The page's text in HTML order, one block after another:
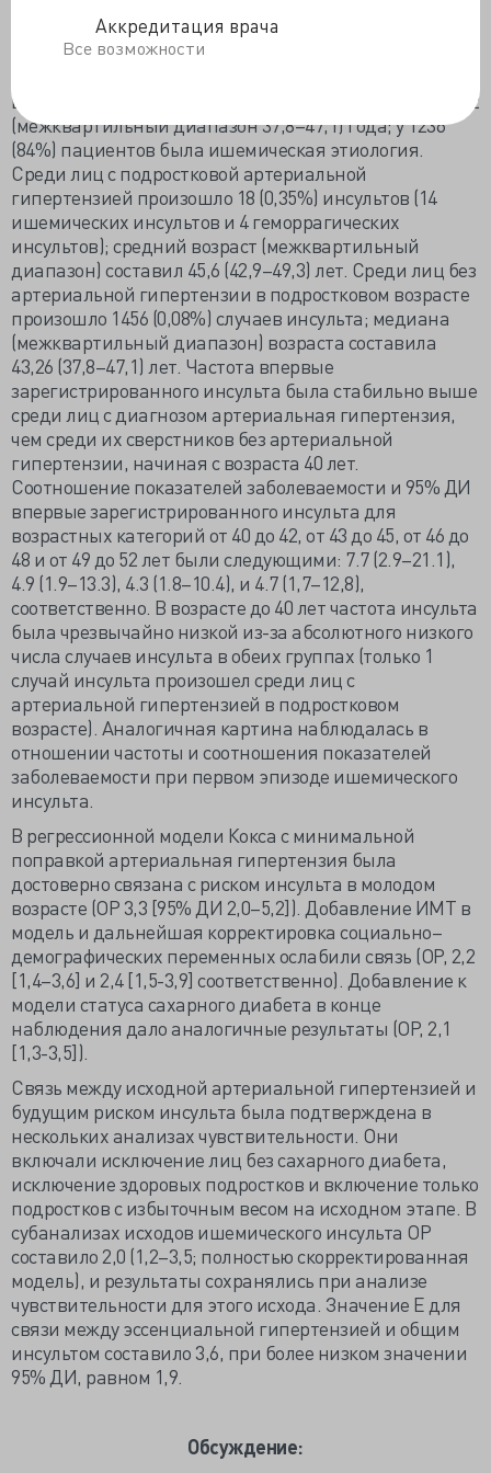
Аккредитация врача
Все возможности
человеко-лет в Израильском национальном реестре
инсультов было зарегистрировано 1474 впервые
возраст на момент постановки диагноза составил 43,2
(межквартильный диапазон 37,8–47,1) года; у 1236
(84%) пациентов была ишемическая этиология.
Среди лиц с подростковой артериальной
гипертензией произошло 18 (0,35%) инсультов (14
ишемических инсультов и 4 геморрагических
инсультов); средний возраст (межквартильный
диапазон) составил 45,6 (42,9–49,3) лет. Среди лиц без
артериальной гипертензии в подростковом возрасте
произошло 1456 (0,08%) случаев инсульта; медиана
(межквартильный диапазон) возраста составила
43,26 (37,8–47,1) лет. Частота впервые
зарегистрированного инсульта была стабильно выше
среди лиц с диагнозом артериальная гипертензия,
чем среди их сверстников без артериальной
гипертензии, начиная с возраста 40 лет.
Соотношение показателей заболеваемости и 95% ДИ
впервые зарегистрированного инсульта для
возрастных категорий от 40 до 42, от 43 до 45, от 46 до
48 и от 49 до 52 лет были следующими: 7.7 (2.9–21.1),
4.9 (1.9–13.3), 4.3 (1.8–10.4), и 4.7 (1,7–12,8),
соответственно. В возрасте до 40 лет частота инсульта
была чрезвычайно низкой из-за абсолютного низкого
числа случаев инсульта в обеих группах (только 1
случай инсульта произошел среди лиц с
артериальной гипертензией в подростковом
возрасте). Аналогичная картина наблюдалась в
отношении частоты и соотношения показателей
заболеваемости при первом эпизоде ишемического
инсульта.
В регрессионной модели Кокса с минимальной
поправкой артериальная гипертензия была
достоверно связана с риском инсульта в молодом
возрасте (ОР 3,3 [95% ДИ 2,0–5,2]). Добавление ИМТ в
модель и дальнейшая корректировка социально–
демографических переменных ослабили связь (ОР, 2,2
[1,4–3,6] и 2,4 [1,5-3,9] соответственно). Добавление к
модели статуса сахарного диабета в конце
наблюдения дало аналогичные результаты (ОР, 2,1
[1,3-3,5]).
Связь между исходной артериальной гипертензией и
будущим риском инсульта была подтверждена в
нескольких анализах чувствительности. Они
включали исключение лиц без сахарного диабета,
исключение здоровых подростков и включение только
подростков с избыточным весом на исходном этапе. В
субанализах исходов ишемического инсульта ОР
составило 2,0 (1,2–3,5; полностью скорректированная
модель), и результаты сохранялись при анализе
чувствительности для этого исхода. Значение E для
связи между эссенциальной гипертензией и общим
инсультом составило 3,6, при более низком значении
95% ДИ, равном 1,9.
Обсуждение: